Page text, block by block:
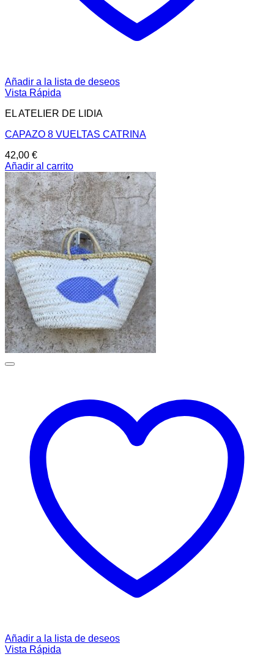
Añadir a la lista de deseos
Vista Rápida
EL ATELIER DE LIDIA
CAPAZO 8 VUELTAS CATRINA
42,00 €
Añadir al carrito
Añadir a la lista de deseos
Vista Rápida